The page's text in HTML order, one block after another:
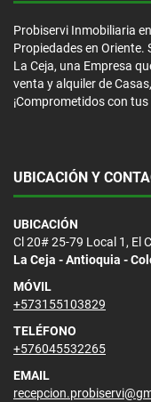
Probiservi Inmobiliaria
Propiedades en
La Ceja, una Empresa
venta y alquiler de
¡Comprometidos con tus
UBICACIÓN Y
UBICACIÓN
Cl 20# 25-79 Local 1, El
La Ceja - Antioquia -
MÓVIL
+573155103829
TELÉFONO
+576045532265
EMAIL